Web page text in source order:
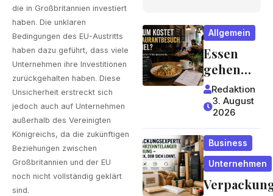
die in Großbritannien investiert
haben. Die unklaren
Bedingungen des EU-Austritts
haben dazu geführt, dass viele
Unternehmen ihre Investitionen
zurückgehalten haben. Diese
Unsicherheit erstreckt sich
jedoch auch auf Unternehmen
außerhalb des Vereinigten
Königreichs, da die zukünftigen
Beziehungen zwischen
Großbritannien und der EU
noch nicht vollständig geklärt
sind.
ng und
Zeitplan
achten
sollten
Allgemein
Essen
gehen
wird zum
Luxus?
Wie
Gastrono
miepreis
e
entstehe
Redaktion
3. August
2026
Business
Unternehmen